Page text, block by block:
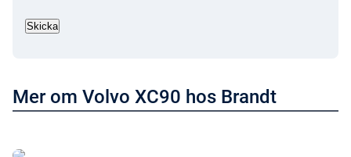
Mer om Volvo XC90 hos Brandt